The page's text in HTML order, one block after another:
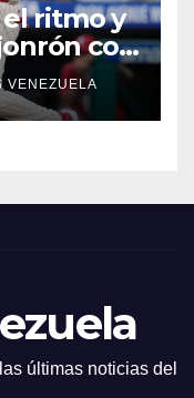
el ritmo y
con
VENEZUELA
últimas noticias del